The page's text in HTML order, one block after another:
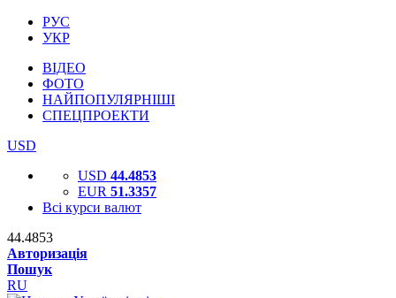
РУС
УКР
ВІДЕО
ФОТО
НАЙПОПУЛЯРНІШІ
СПЕЦПРОЕКТИ
USD
USD 44.4853
EUR 51.3357
Всі курси валют
44.4853
Авторизація
Пошук
RU